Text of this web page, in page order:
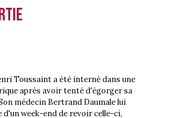
Toussaint a été interné dans une
après avoir tenté d'égorger sa
médecin Bertrand Daumale lui
d'un week-end de revoir celle-ci,